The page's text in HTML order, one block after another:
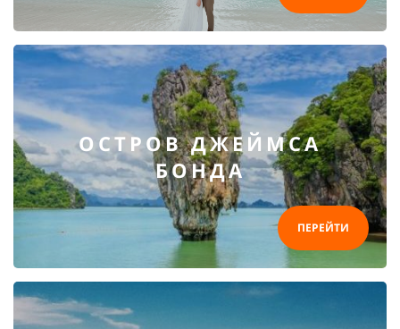
ОСТРОВ ДЖЕЙМСА
БОНДА
ПЕРЕЙТИ